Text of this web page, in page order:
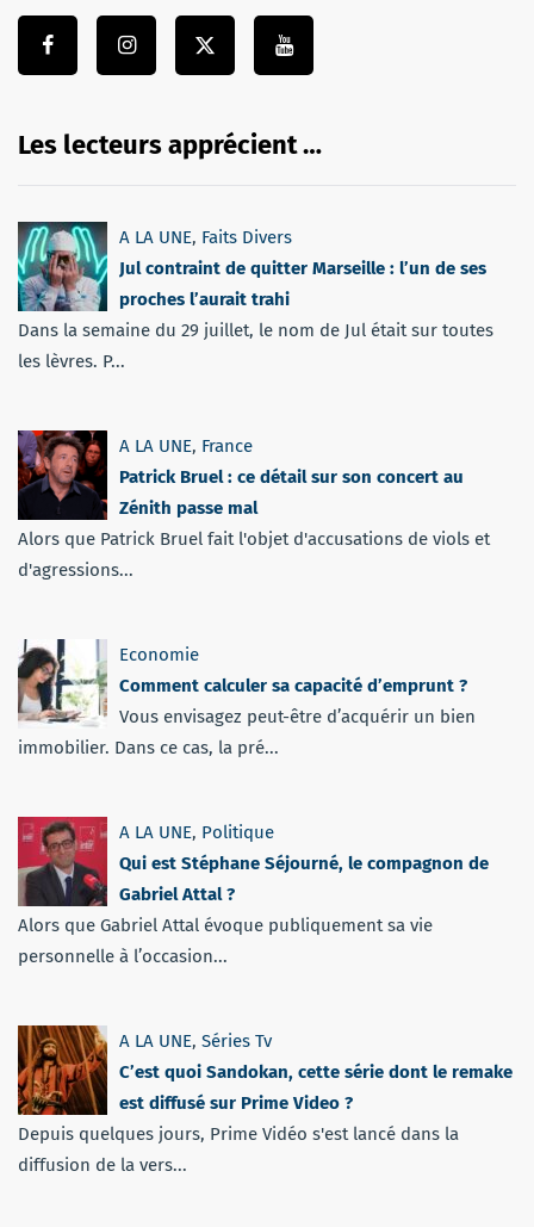
Les lecteurs apprécient …
A LA UNE, Faits Divers
Jul contraint de quitter Marseille : l’un de ses
proches l’aurait trahi
Dans la semaine du 29 juillet, le nom de Jul était sur toutes
les lèvres. P...
A LA UNE, France
Patrick Bruel : ce détail sur son concert au
Zénith passe mal
Alors que Patrick Bruel fait l'objet d'accusations de viols et
d'agressions...
Economie
Comment calculer sa capacité d’emprunt ?
Vous envisagez peut-être d’acquérir un bien
immobilier. Dans ce cas, la pré...
A LA UNE, Politique
Qui est Stéphane Séjourné, le compagnon de
Gabriel Attal ?
Alors que Gabriel Attal évoque publiquement sa vie
personnelle à l’occasion...
A LA UNE, Séries Tv
C’est quoi Sandokan, cette série dont le remake
est diffusé sur Prime Video ?
Depuis quelques jours, Prime Vidéo s'est lancé dans la
diffusion de la vers...